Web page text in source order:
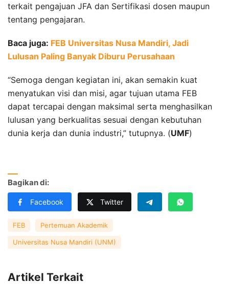
terkait pengajuan JFA dan Sertifikasi dosen maupun
tentang pengajaran.
Baca juga: FEB Universitas Nusa Mandiri, Jadi
Lulusan Paling Banyak Diburu Perusahaan
“Semoga dengan kegiatan ini, akan semakin kuat
menyatukan visi dan misi, agar tujuan utama FEB
dapat tercapai dengan maksimal serta menghasilkan
lulusan yang berkualitas sesuai dengan kebutuhan
dunia kerja dan dunia industri,” tutupnya. (UMF)
Bagikan di:
Facebook Twitter
FEB Pertemuan Akademik
Universitas Nusa Mandiri (UNM)
Artikel Terkait